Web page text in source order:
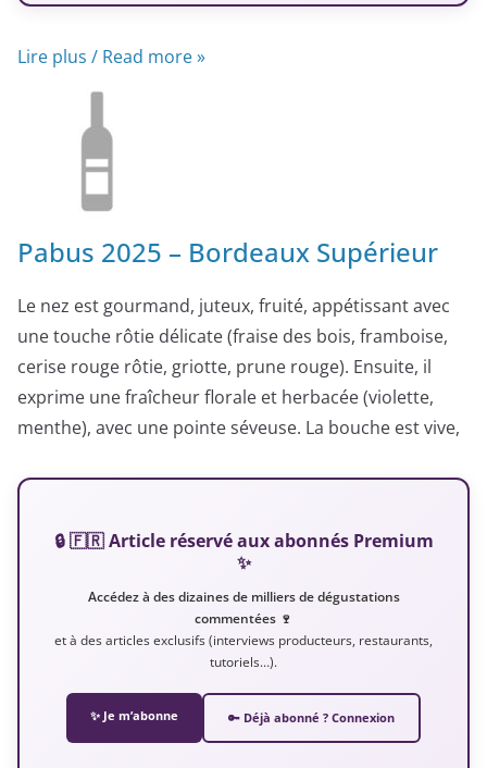
Lire plus / Read more »
Pabus 2025 – Bordeaux Supérieur
Le nez est gourmand, juteux, fruité, appétissant avec
une touche rôtie délicate (fraise des bois, framboise,
cerise rouge rôtie, griotte, prune rouge). Ensuite, il
exprime une fraîcheur florale et herbacée (violette,
menthe), avec une pointe séveuse. La bouche est vive,
🔒 🇫🇷 Article réservé aux abonnés Premium
✨
Accédez à des dizaines de milliers de dégustations
commentées 🍷
et à des articles exclusifs (interviews producteurs, restaurants,
tutoriels…).
✨ Je m’abonne 🔑 Déjà abonné ? Connexion